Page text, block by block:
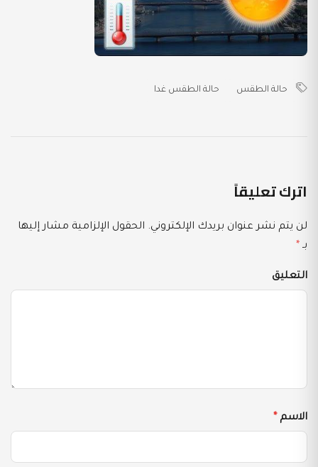
حالة الطقس حالة الطقس غدا
اترك تعليقاً
لن يتم نشر عنوان بريدك الإلكتروني. الحقول الإلزامية مشار إليها
بـ *
التعليق
الاسم *